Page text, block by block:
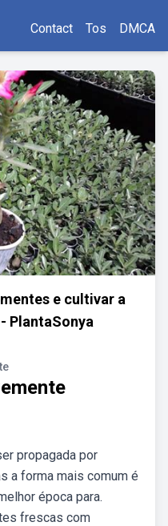
Contact Tos DMCA
e cultivar a
PlantaSonya
propagada por
a forma mais comum é
época para.
frescas com